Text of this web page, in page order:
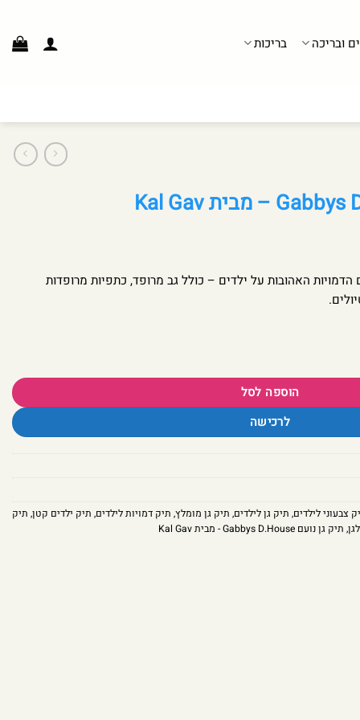
ים ובריכה בריכות
האהובות על ילדים – כולל גב מרופד, כתפיות מרופדות
הוספה לסל
לרכישה
צבעוני לילדים, תיק גן לילדים, תיק גן מומלץ, תיק דמויות לילדים, תיק ילדים קטן, תיק
, תיק גן נועם Gabbys D.House - מבית Kal Gav